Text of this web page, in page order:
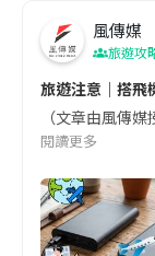
風傳媒
旅遊攻
旅遊注意｜搭飛
（文章由風傳
閱讀更多